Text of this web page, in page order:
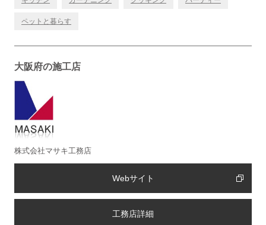
ペットと暮らす
大阪府の施工店
株式会社マサキ工務店
Webサイト
工務店詳細